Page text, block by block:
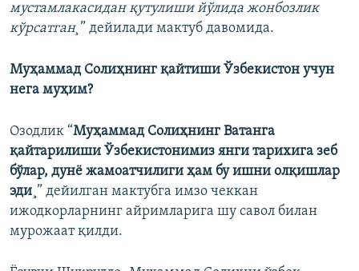
мустамлакасидан қутулиши йўлида жонбозлик
кўрсатган¸ ” дейилади мактуб давомида.
Муҳаммад Солиҳнинг қайтиши Ўзбекистон учун
нега муҳим?
Озодлик “Муҳаммад Солиҳнинг Ватанга
қайтарилиши Ўзбекистонимиз янги тарихига зеб
бўлар, дунё жамоатчилиги ҳам бу ишни олқишлар
эди¸” дейилган мактубга имзо чеккан
ижодкорларнинг айримларига шу савол билан
мурожаат қилди.